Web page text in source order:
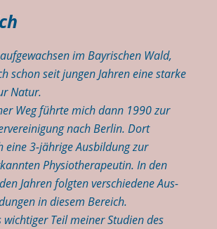
im Bayrischen Wald,
schon seit jungen Jahren eine starke
Natur.
Weg führte mich dann 1990 zur
nach Berlin. Dort
eine 3-jährige Ausbildung zur
Physiotherapeutin. In den
Jahren folgten verschiedene Aus-
in diesem Bereich.
wichtiger Teil meiner Studien des